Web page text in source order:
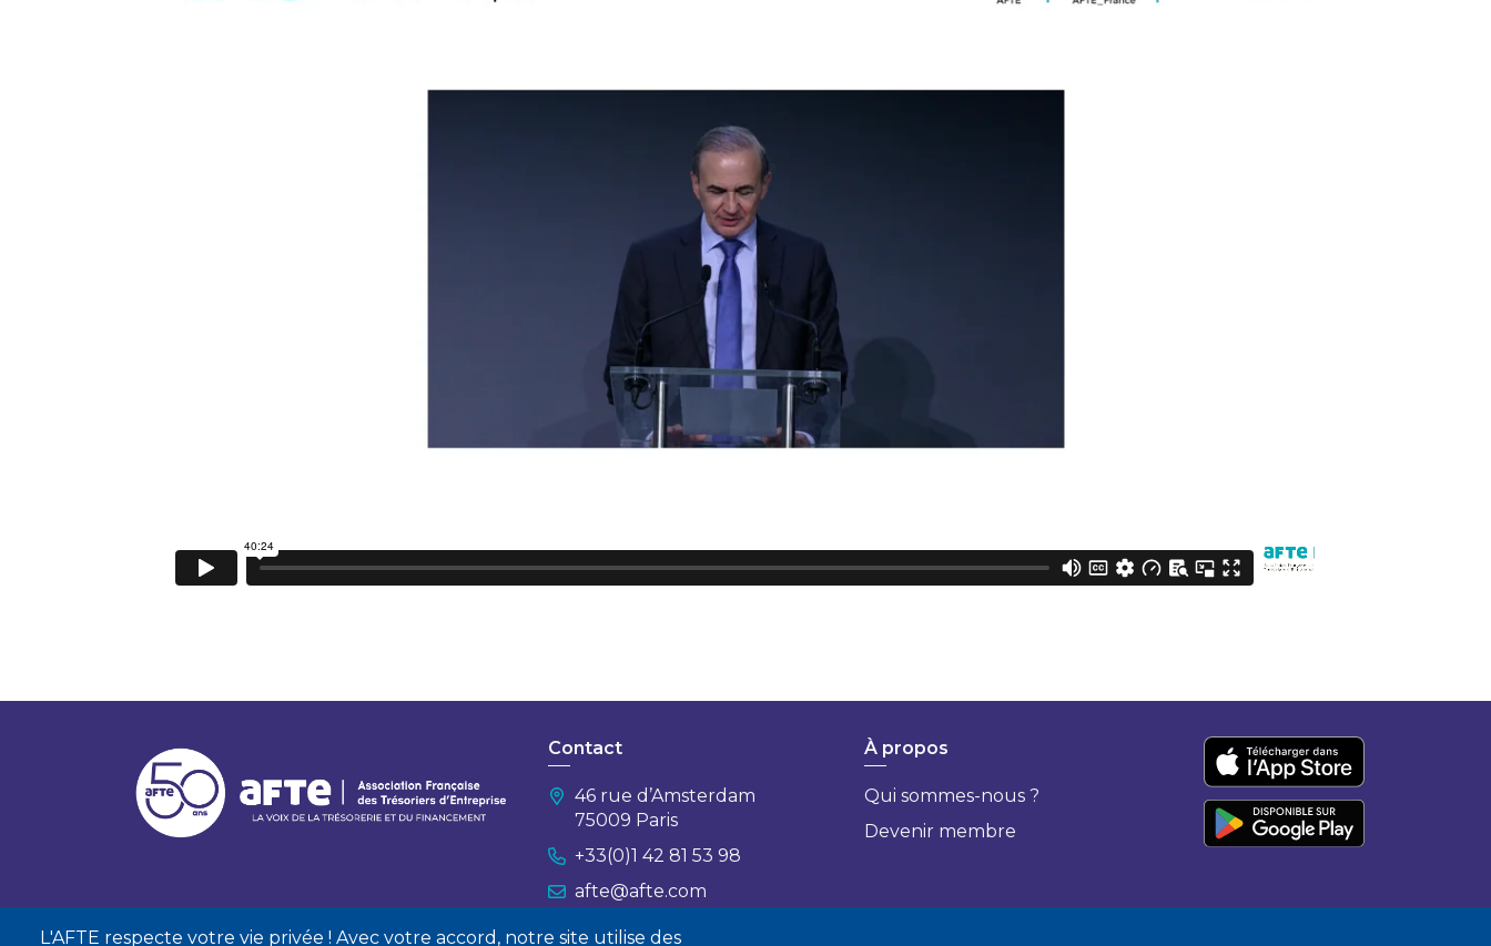
L'AFTE respecte votre vie privée ! Avec votre accord, notre site utilise des
Contact
46 rue d’Amsterdam
75009 Paris
+33(0)1 42 81 53 98
afte@afte.com
Nous contacter
À propos
Qui sommes-nous ?
Devenir membre